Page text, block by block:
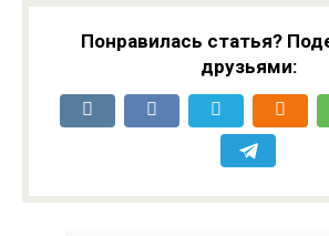
Понравилась статья?
друзьями: